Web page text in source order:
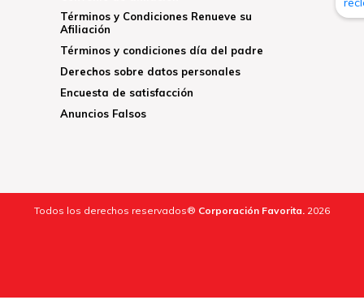
Términos y Condiciones Renueve su
Afiliación
Términos y condiciones día del padre
Derechos sobre datos personales
Encuesta de satisfacción
Anuncios Falsos
Todos los derechos reservados® Corporación Favorita. 2026